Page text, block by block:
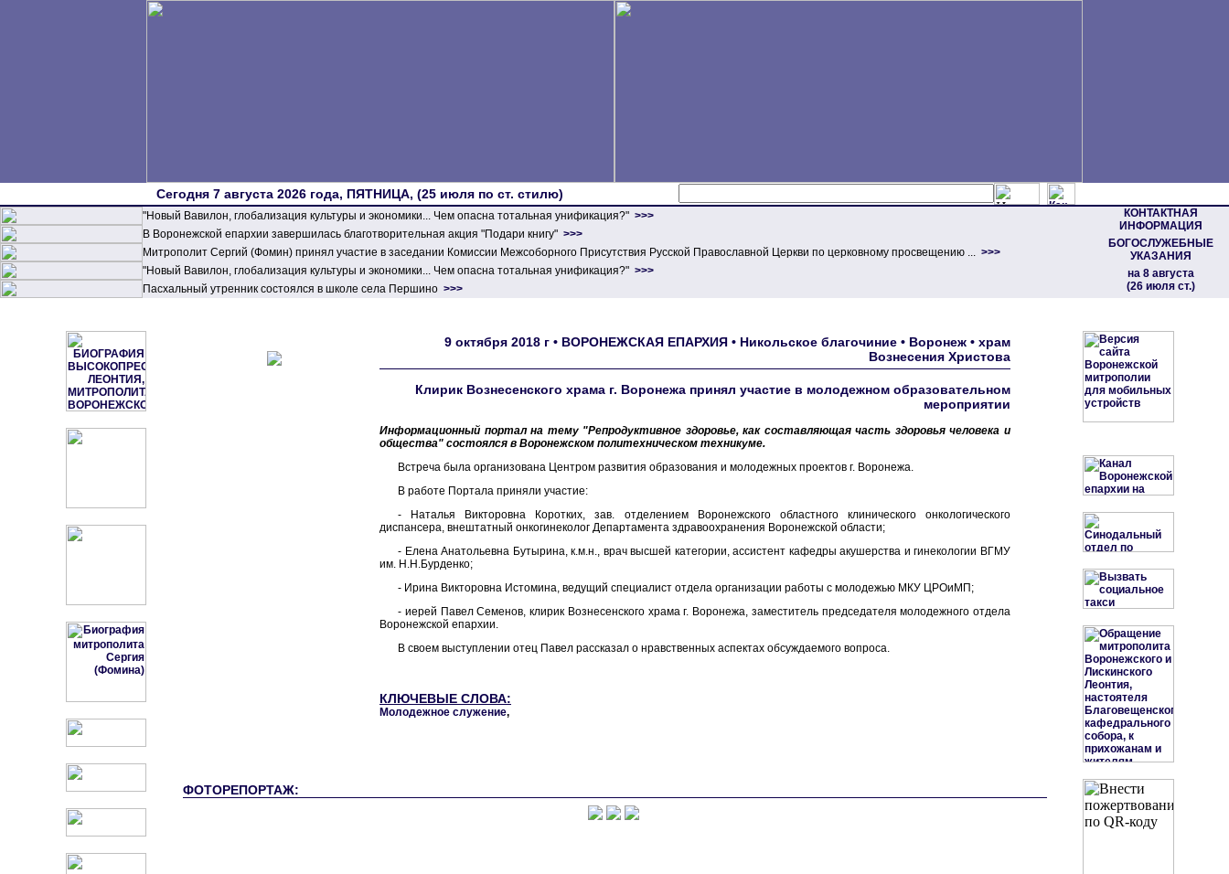
Сегодня 7 августа 2026 года, ПЯТНИЦА, (25 июля по ст. стилю)
"Новый Вавилон, глобализация культуры и экономики... Чем опасна тотальная унификация?" >>>
КОНТАКТНАЯ
ИНФОРМАЦИЯ
БОГОСЛУЖЕБНЫЕ
УКАЗАНИЯ
на 8 августа
(26 июля ст.)
В Воронежской епархии завершилась благотворительная акция "Подари книгу" >>>
Митрополит Сергий (Фомин) принял участие в заседании Комиссии Межсоборного Присутствия Русской Православной Церкви по церковному просвещению ... >>>
"Новый Вавилон, глобализация культуры и экономики... Чем опасна тотальная унификация?" >>>
Пасхальный утренник состоялся в школе села Першино >>>
9 октября 2018 г • ВОРОНЕЖСКАЯ ЕПАРХИЯ • Никольское благочиние • Воронеж • храм
Вознесения Христова
Клирик Вознесенского храма г. Воронежа принял участие в молодежном образовательном
мероприятии
Информационный портал на тему "Репродуктивное здоровье, как составляющая часть здоровья человека и
общества" состоялся в Воронежском политехническом техникуме.
Встреча была организована Центром развития образования и молодежных проектов г. Воронежа.
В работе Портала приняли участие:
- Наталья Викторовна Коротких, зав. отделением Воронежского областного клинического онкологического
диспансера, внештатный онкогинеколог Департамента здравоохранения Воронежской области;
- Елена Анатольевна Бутырина, к.м.н., врач высшей категории, ассистент кафедры акушерства и гинекологии ВГМУ
им. Н.Н.Бурденко;
- Ирина Викторовна Истомина, ведущий специалист отдела организации работы с молодежью МКУ ЦРОиМП;
- иерей Павел Семенов, клирик Вознесенского храма г. Воронежа, заместитель председателя молодежного отдела
Воронежской епархии.
В своем выступлении отец Павел рассказал о нравственных аспектах обсуждаемого вопроса.
КЛЮЧЕВЫЕ СЛОВА:
Молодежное служение,
ФОТОРЕПОРТАЖ: